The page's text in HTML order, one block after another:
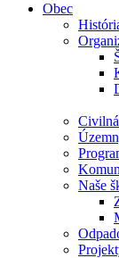
Obec
Naše